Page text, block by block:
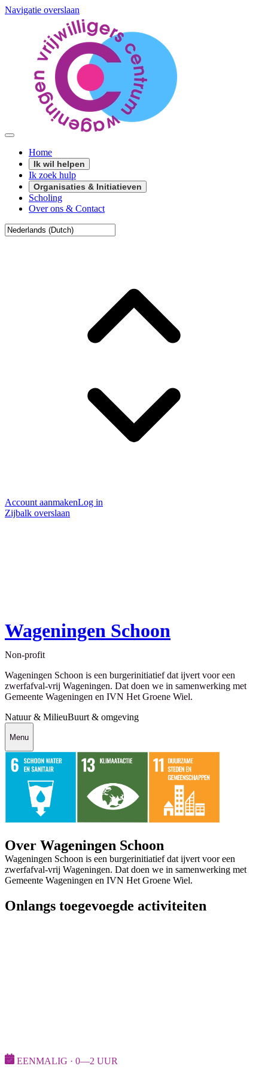
Navigatie overslaan
Home
Ik wil helpen
Ik zoek hulp
Organisaties & Initiatieven
Scholing
Over ons & Contact
Account aanmakenLog in
Zijbalk overslaan
Wageningen Schoon
Non-profit
Wageningen Schoon is een burgerinitiatief dat ijvert voor een
zwerfafval-vrij Wageningen. Dat doen we in samenwerking met
Gemeente Wageningen en IVN Het Groene Wiel.
Natuur & MilieuBuurt & omgeving
Menu
Over Wageningen Schoon
Wageningen Schoon is een burgerinitiatief dat ijvert voor een
zwerfafval-vrij Wageningen. Dat doen we in samenwerking met
Gemeente Wageningen en IVN Het Groene Wiel.
Onlangs toegevoegde activiteiten
EENMALIG · 0—2 UUR